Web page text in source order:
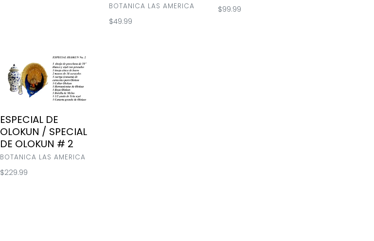
VENDOR
BOTANICA LAS AMERICA
Regular
$49.99
Regular
$99.99
OLOKUN
SPECIAL
#
2
ESPECIAL DE
OLOKUN / SPECIAL
DE OLOKUN # 2
VENDOR
BOTANICA LAS AMERICA
Regular
$229.99